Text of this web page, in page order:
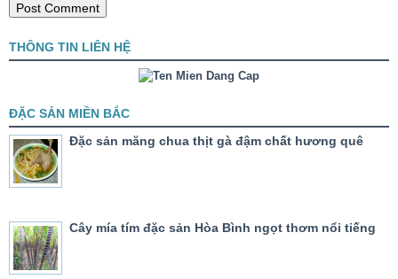
THÔNG TIN LIÊN HỆ
ĐẶC SẢN MIỀN BẮC
Đặc sản măng chua thịt gà đậm chất hương quê
Cây mía tím đặc sản Hòa Bình ngọt thơm nổi tiếng